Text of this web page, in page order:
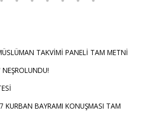
TAKVİMİ PANELİ TAM METNİ
KURBAN BAYRAMI KONUŞMASI TAM